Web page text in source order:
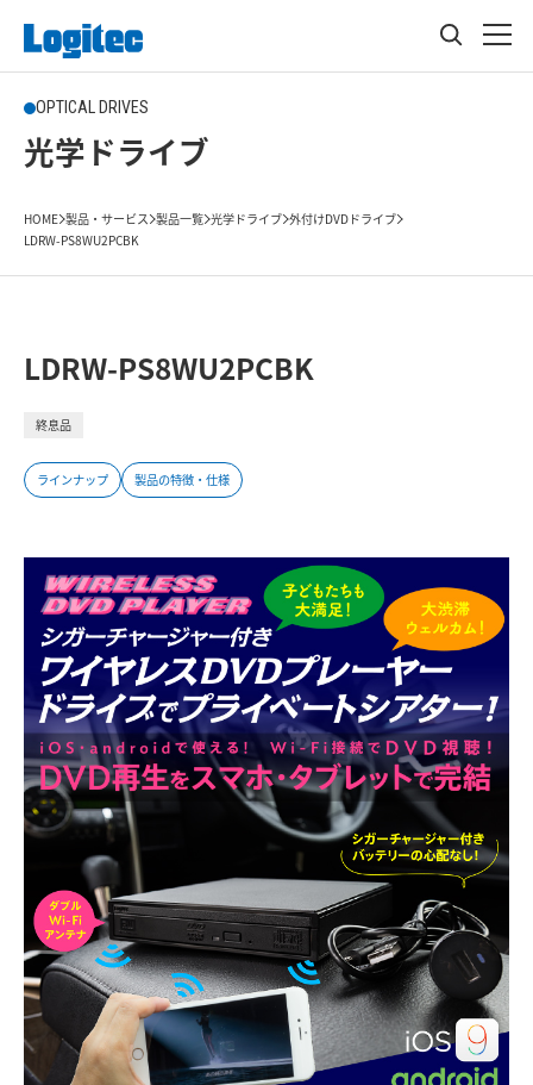
OPTICAL DRIVES
光学ドライブ
HOME 製品・サービス 製品一覧 光学ドライブ 外付けDVDドライブ
LDRW-PS8WU2PCBK
LDRW-PS8WU2PCBK
終息品
ラインナップ 製品の特徴・仕様